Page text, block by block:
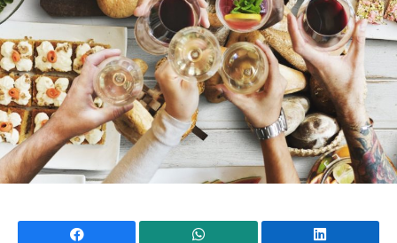
Facebook WhatsApp